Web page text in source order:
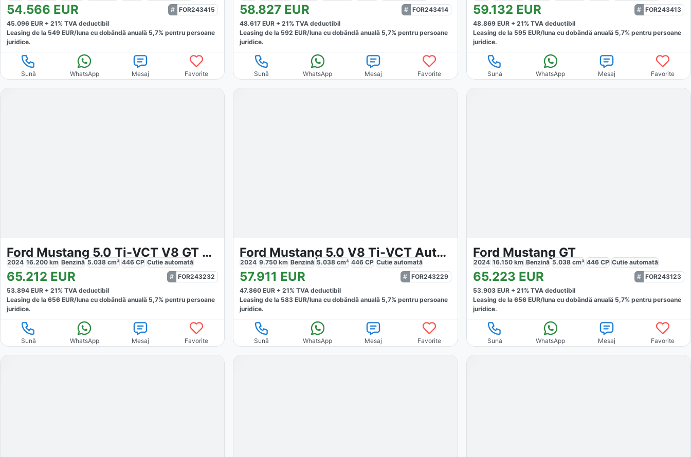
54.566 EUR
FOR243415
45.096 EUR + 21% TVA deductibil
Leasing de la 549 EUR/luna cu dobăndă anuală 5,7% pentru persoane
juridice.
Sună WhatsApp Mesaj Favorite
58.827 EUR
FOR243414
48.617 EUR +21% TVA deductibil
Leasing de la 592 EUR/luna cu dobăndă anuală 5,7% pentru persoane
juridice.
Sună WhatsApp Mesaj Favorite
59.132 EUR
FOR243413
48.869EUR + 21% TVA deductibil
Leasing de la 595 EUR/lunacu dobăndă anuală 5,7% pentru persoane
juridice.
Sună WhatsApp Mesaj Favorite
Ford Mustang 5.0 Ti-VCT V8 GT Convertible
2024 16.200 km Benzină 5.038 cm³ 446 CP Cutie automată
65.212 EUR
FOR243232
53.894 EUR + 21% TVA deductibil
Leasing de la 656 EUR/luna cu dobăndă anuală 5,7% pentru persoane
juridice.
Sună WhatsApp Mesaj Favorite
Ford Mustang 5.0 V8 Ti-VCT Automatik
2024 9.750 km Benzină 5.038 cm³ 446 CP Cutieautomată
57.911 EUR
FOR243229
47.860 EUR +21% TVA deductibil
Leasing de la 583 EUR/luna cu dobăndă anuală 5,7% pentru persoane
juridice.
Sună WhatsApp Mesaj Favorite
Ford Mustang GT
2024 16.150km Benzină 5.038cm³ 446CP Cutie automată
65.223 EUR
FOR243123
53.903EUR + 21% TVA deductibil
Leasing de la 656EUR/lunacu dobăndă anuală 5,7% pentru persoane
juridice.
Sună WhatsApp Mesaj Favorite